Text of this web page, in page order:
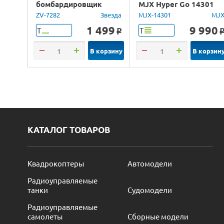
бомбардировщик
Юнкерс Ju-88, 1/72
ZV-7282 Звезда
Т 1 499 o
В корзину
MJX Hyper Go 14301
Brushless 4WD 2.4G
LED 1/14 RTR
MJX-14301 MJX
Т 9 990 o
В
КАТАЛОГ ТОВАРОВ
Квадрокоптеры
Автомодели
Радиоуправляемые
танки
Судомодели
Радиоуправляемые
самолеты
Сборные модели